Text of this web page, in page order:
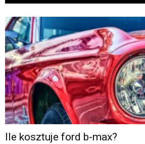
Ile kosztuje ford b-max?